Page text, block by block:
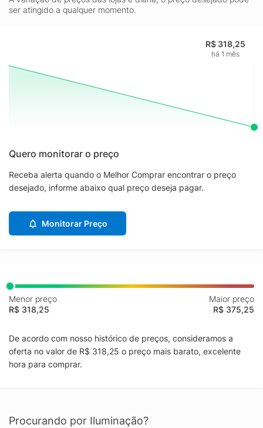
ser atingido a qualquer momento.
R$ 318,25
há 1 mês
Quero monitorar o preço
Receba alerta quando o Melhor Comprar encontrar o preço
desejado, informe abaixo qual preço deseja pagar.
Monitorar Preço
Menor preço
R$ 318,25
Maior preço
R$ 375,25
De acordo com nosso histórico de preços, consideramos a
oferta no valor de R$ 318,25 o preço mais barato, excelente
hora para comprar.
Procurando por Iluminação?